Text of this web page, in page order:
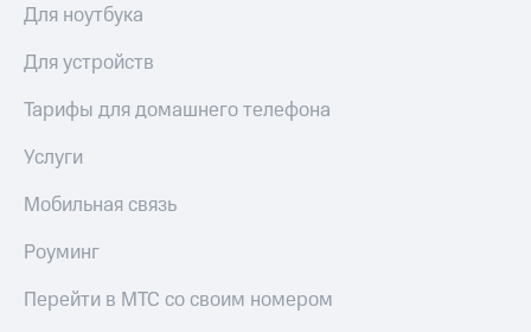
Для ноутбука
Для устройств
Тарифы для домашнего телефона
Услуги
Мобильная связь
Роуминг
Перейти в МТС со своим номером